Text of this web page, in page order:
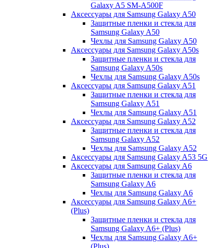
Galaxy A5 SM-A500F
Аксессуары для Samsung Galaxy A50
Защитные пленки и стекла для
Samsung Galaxy A50
Чехлы для Samsung Galaxy A50
Аксессуары для Samsung Galaxy A50s
Защитные пленки и стекла для
Samsung Galaxy A50s
Чехлы для Samsung Galaxy A50s
Аксессуары для Samsung Galaxy A51
Защитные пленки и стекла для
Samsung Galaxy A51
Чехлы для Samsung Galaxy A51
Аксессуары для Samsung Galaxy A52
Защитные пленки и стекла для
Samsung Galaxy A52
Чехлы для Samsung Galaxy A52
Аксессуары для Samsung Galaxy A53 5G
Аксессуары для Samsung Galaxy A6
Защитные пленки и стекла для
Samsung Galaxy A6
Чехлы для Samsung Galaxy A6
Аксессуары для Samsung Galaxy A6+
(Plus)
Защитные пленки и стекла для
Samsung Galaxy A6+ (Plus)
Чехлы для Samsung Galaxy A6+
(Plus)